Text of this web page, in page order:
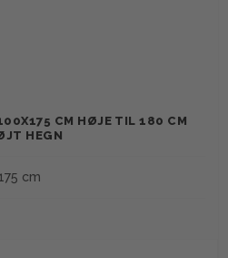
CM HØJE TIL 180 CM
HEGN
cm